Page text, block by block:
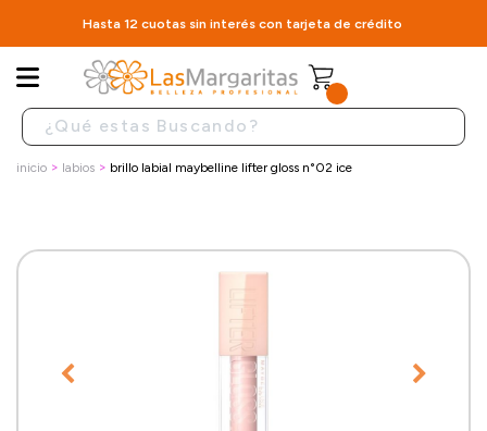
Hasta 12 cuotas sin interés con tarjeta de crédito
inicio labios brillo labial maybelline lifter gloss n°02 ice